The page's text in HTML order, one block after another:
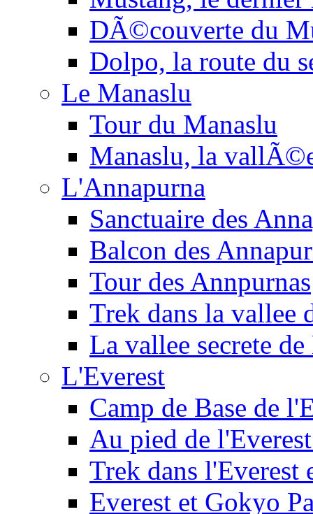
DÃ©couverte du
Dolpo, la route du
Le Manaslu
Tour du Manaslu
Manaslu, la
L'Annapurna
Sanctuaire des
Balcon des
Tour des Annpurnas
Trek dans la vallee
La vallee secrete
L'Everest
Camp de Base de
Au pied de
Trek dans l'Everest
Everest et Gokyo